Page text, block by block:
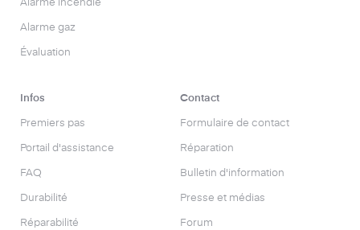
Alarme incendie
Alarme gaz
Évaluation
Infos
Premiers pas
Portail d'assistance
FAQ
Durabilité
Réparabilité
Contact
Formulaire de contact
Réparation
Bulletin d'information
Presse et médias
Forum